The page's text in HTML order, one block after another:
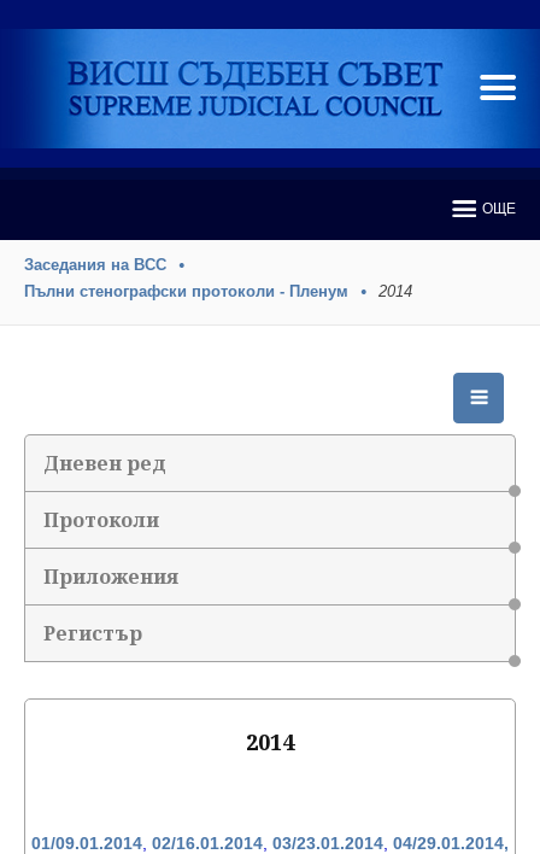
ОЩЕ
Заседания на ВСС
Пълни стенографски протоколи - Пленум
2014
Дневен ред
Протоколи
Приложения
Регистър
2014
01/09.01.2014 02/16.01.2014 03/23.01.2014 04/29.01.2014,